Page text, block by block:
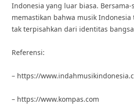
Indonesia yang luar biasa.
memastikan bahwa musik
tak terpisahkan dari identitas
Referensi:
– https://
– https://www.kompas.com